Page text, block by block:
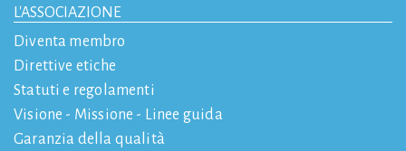
L'ASSOCIAZIONE
Diventa membro
Direttive etiche
Statuti e regolamenti
Visione - Missione - Linee guida
Garanzia della qualità